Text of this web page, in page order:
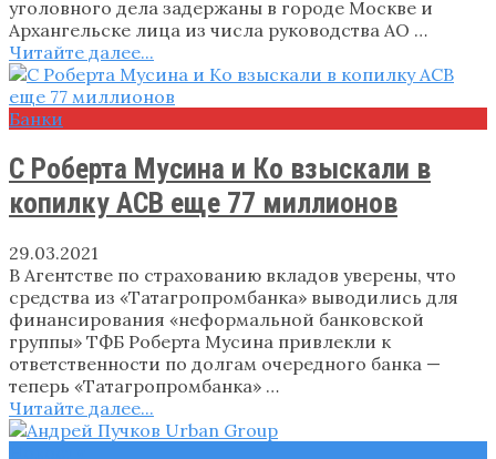
уголовного дела задержаны в городе Москве и
Архангельске лица из числа руководства АО …
Читайте далее...
Банки
С Роберта Мусина и Ко взыскали в
копилку АСВ еще 77 миллионов
29.03.2021
В Агентстве по страхованию вкладов уверены, что
средства из «Татагропромбанка» выводились для
финансирования «неформальной банковской
группы» ТФБ Роберта Мусина привлекли к
ответственности по долгам очередного банка —
теперь «Татагропромбанка» …
Читайте далее...